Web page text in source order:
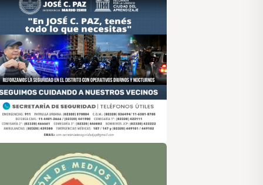
de Medios Vecinales